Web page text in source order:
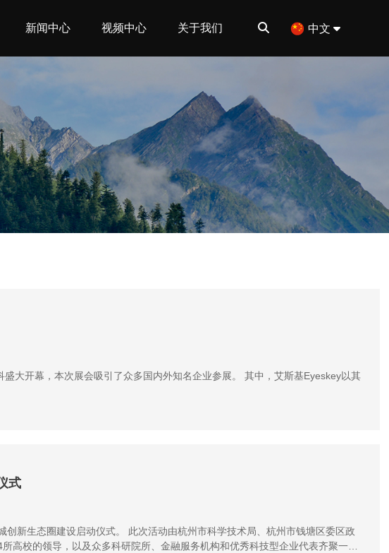
新闻中心 视频中心 关于我们 中文
大开幕，本次展会吸引了众多国内外知名企业参展。 其中，艾斯基Eyeskey以其
式
新生态圈建设启动仪式。 此次活动由杭州市科学技术局、杭州市钱塘区委区政
高校的领导，以及众多科研院所、金融服务机构和优秀科技型企业代表齐聚一